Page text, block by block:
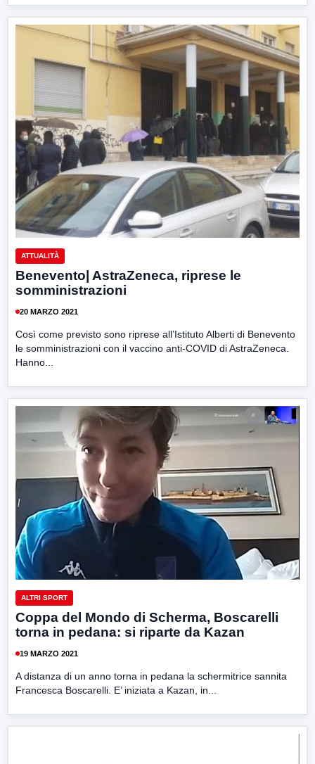
ATTUALITÀ
Benevento| AstraZeneca, riprese le
somministrazioni
20 MARZO 2021
Così come previsto sono riprese all’Istituto Alberti di Benevento
le somministrazioni con il vaccino anti-COVID di AstraZeneca.
Hanno...
ALTRI SPORT
Coppa del Mondo di Scherma, Boscarelli
torna in pedana: si riparte da Kazan
19 MARZO 2021
A distanza di un anno torna in pedana la schermitrice sannita
Francesca Boscarelli. E’ iniziata a Kazan, in...